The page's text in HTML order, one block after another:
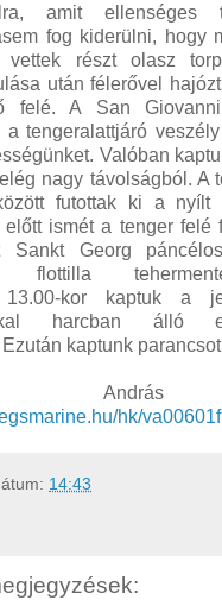
amit ellenséges
fog kiderülni, hogy
részt olasz
után félerővel
felé. A San
a tengeralattjáró
Valóban
nagy távolságból. A
futottak ki a nyílt
előtt ismét a tenger felé
Sankt Georg
flottilla
13.00-kor kaptuk a
harcban álló
kaptunk
hk/
14:43